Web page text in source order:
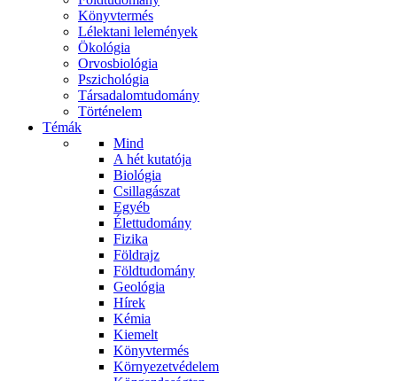
Könyvtermés
Lélektani lelemények
Ökológia
Orvosbiológia
Pszichológia
Társadalomtudomány
Történelem
Témák
Mind
A hét kutatója
Biológia
Csillagászat
Egyéb
Élettudomány
Fizika
Földrajz
Földtudomány
Geológia
Hírek
Kémia
Kiemelt
Könyvtermés
Környezetvédelem